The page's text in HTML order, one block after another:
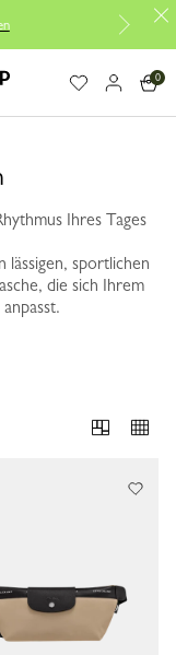
0
Ihres Tages
lässigen, sportlichen
die sich Ihrem